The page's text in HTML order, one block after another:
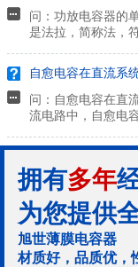
问：功放电容器的
是法拉，简称法，
自愈电容在直流系
问：自愈电容在直
流电路中，自愈电
拥有多年
为您提供
旭世薄膜电容器
材质好，品质优，